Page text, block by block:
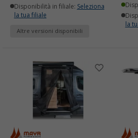
Disponibilità in filiale: Seleziona
la tua filiale
Altre versioni disponibili
la